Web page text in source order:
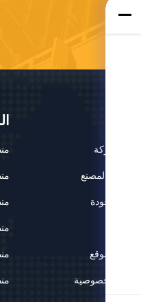
ملف الشركة
جولة في المصنع
مراقبة الجودة
خريطة الموقع
سياسة الخصوصية